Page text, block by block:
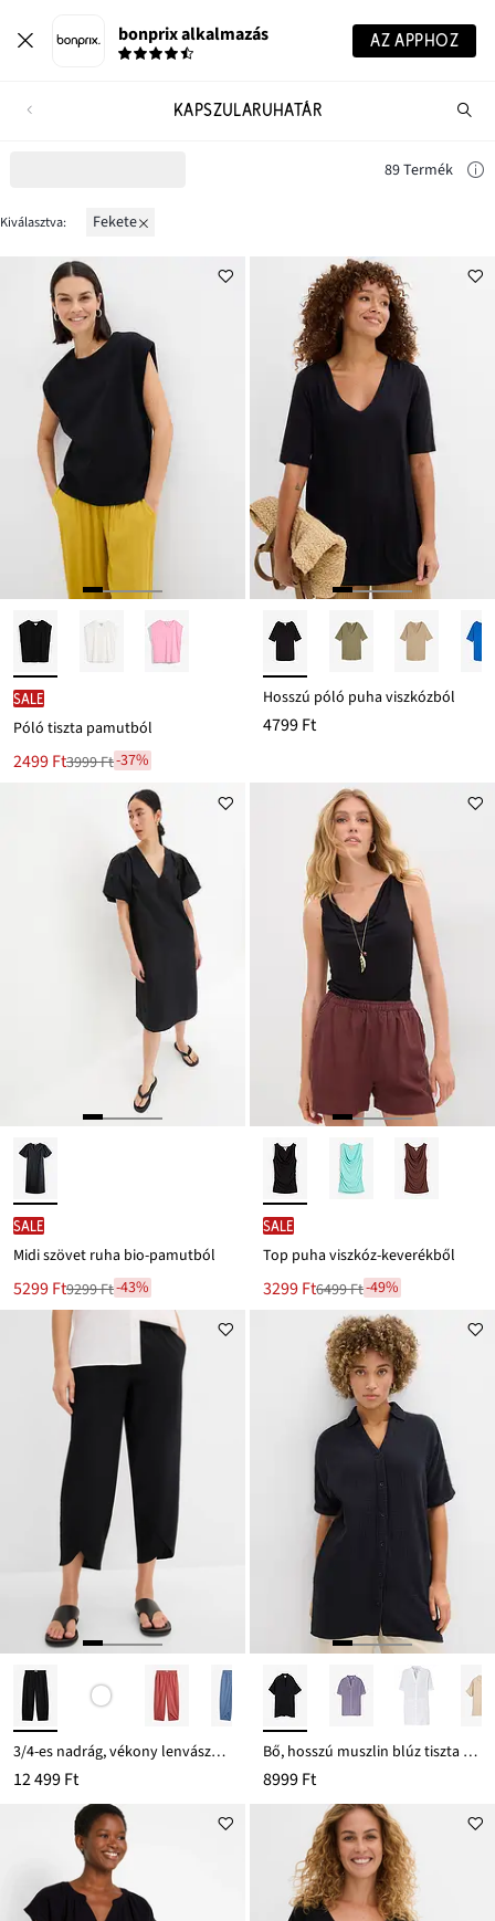
bonprix alkalmazás AZ APPHOZ
KAPSZULARUHATÁR
89 Termék
Kiválasztva: fekete
SALE
Póló tiszta pamutból
Új
2499 Ft
Leárazva3999 Ft-37%
Hosszú póló puha viszkózból
4799 Ft
SALE
Midi szövet ruha bio-pamutból
Új
ár
5299 Ft
Leárazva
9299 Ft
9299 Ft-43%
SALE
Top puha viszkóz-keverékből
Új
3299 Ft
Leárazva6499 Ft-49%
3/4-es nadrág, vékony lenvászon-keverékből
12 499 Ft
Bő, hosszú muszlin blúz tiszta pamutból
8999 Ft